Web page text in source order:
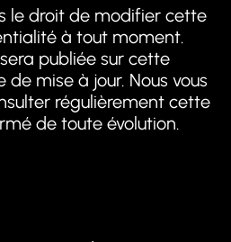
le droit de modifier cette
à tout moment.
publiée sur cette
mise à jour. Nous vous
régulièrement cette
de toute évolution.